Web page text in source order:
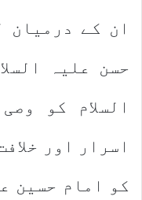
ان کے درمیان
حسن علیہ
السلام کو
اسرار اور
کو امام حسین